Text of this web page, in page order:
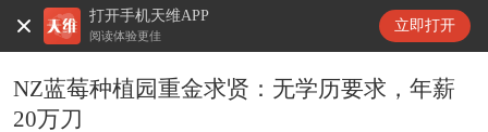
打开手机天维APP
阅读体验更佳
立即打开
天维新闻
NZ蓝莓种植园重金求贤：无学历要求，年薪
20万刀